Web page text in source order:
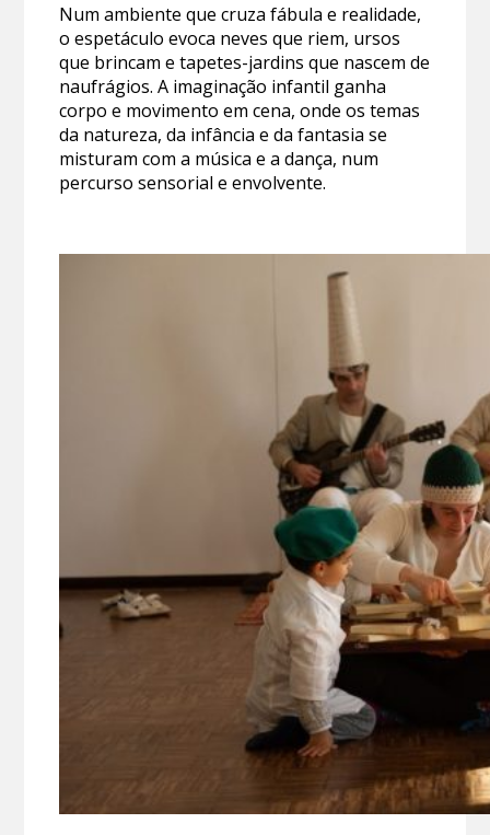
Num ambiente que cruza fábula e realidade,
o espetáculo evoca neves que riem, ursos
que brincam e tapetes-jardins que nascem de
naufrágios. A imaginação infantil ganha
corpo e movimento em cena, onde os temas
da natureza, da infância e da fantasia se
misturam com a música e a dança, num
percurso sensorial e envolvente.